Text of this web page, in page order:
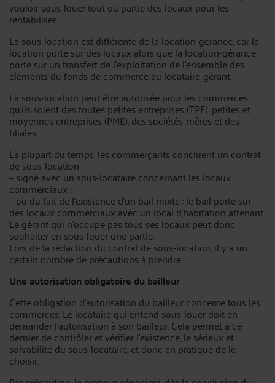
vouloir sous-louer tout ou partie des locaux pour les
rentabiliser.
La sous-location est différente de la location-gérance, car la
location porte sur des locaux alors que la location-gérance
porte sur un transfert de l’exploitation de l’ensemble des
éléments du fonds de commerce au locataire-gérant.
La sous-location peut être autorisée pour les commerces,
qu’ils soient des toutes petites entreprises (TPE), petites et
moyennes entreprises (PME), des sociétés-mères et des
filiales.
La plupart du temps, les commerçants concluent un contrat
de sous-location :
– signé avec un sous-locataire concernant les locaux
commerciaux ;
– ou du fait de l’existence d’un bail mixte : le bail porte sur
des locaux commerciaux avec un local d’habitation attenant.
Le gérant qui n’occupe pas tous ses locaux peut donc
souhaiter en sous-louer une partie.
Lors de la rédaction du contrat de sous-location, il y a un
certain nombre de précautions à prendre.
Une autorisation obligatoire du bailleur
Cette obligation d’autorisation du bailleur concerne tous les
commerces. Le locataire qui entend sous-louer doit en
demander l’autorisation à son bailleur. Cela permet à ce
dernier de contrôler et vérifier l’existence, le sérieux et
solvabilité du sous-locataire, et donc en pratique de le
choisir.